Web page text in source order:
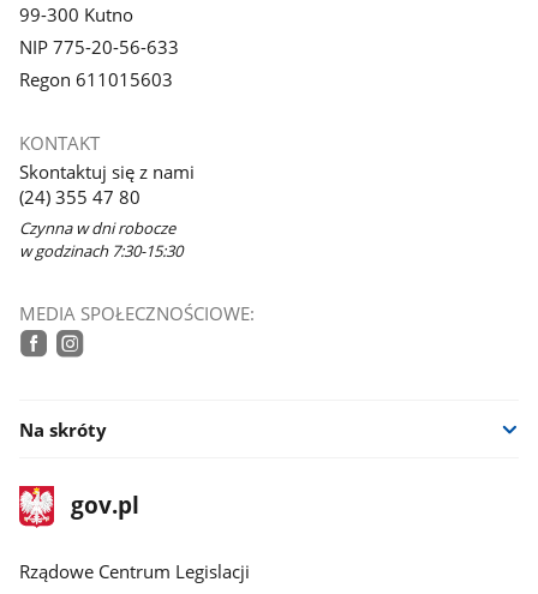
99-300 Kutno
NIP 775-20-56-633
Regon 611015603
KONTAKT
Skontaktuj się z nami
(24) 355 47 80
Czynna w dni robocze
w godzinach 7:30-15:30
MEDIA SPOŁECZNOŚCIOWE:
Na skróty
stopka
gov.plStrona
gov.pl
Rządowe Centrum Legislacji